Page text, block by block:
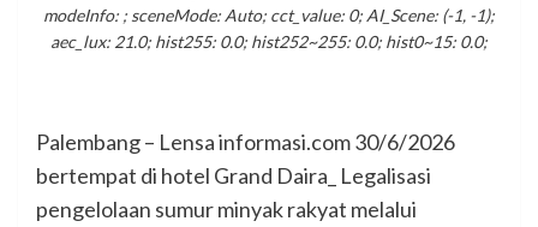
modeInfo: ; sceneMode: Auto; cct_value: 0; AI_Scene: (-1, -1);
aec_lux: 21.0; hist255: 0.0; hist252~255: 0.0; hist0~15: 0.0;
Palembang – Lensa informasi.com 30/6/2026
bertempat di hotel Grand Daira_ Legalisasi
pengelolaan sumur minyak rakyat melalui